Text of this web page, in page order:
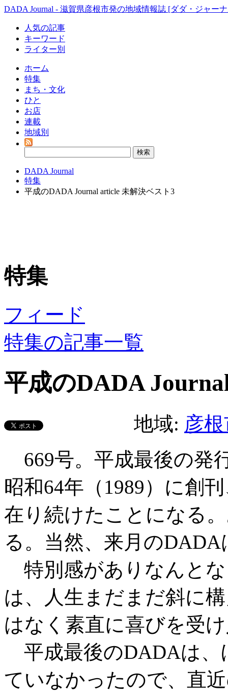
DADA Journal - 滋賀県彦根市発の地域情報誌 [ダダ・ジャー
人気の記事
キーワード
ライター別
ホーム
特集
まち・文化
ひと
お店
連載
地域別
DADA Journal
特集
平成のDADA Journal article 未解決ベスト3
特集
フィード
特集の記事一覧
平成のDADA
地域: 彦
669号。平成最後の発
昭和64年（1989）に創
在り続けたことになる
る。当然、来月の
特別感がありなんと
は、人生まだまだ斜に
はなく素直に喜びを受
平成最後のDADAは、
ていなかったので、直